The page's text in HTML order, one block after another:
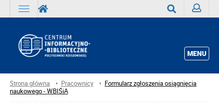
MENU
Strona główna Pracownicy
Formularz zgłoszenia osiągnięcia
naukowego - WBIŚiA